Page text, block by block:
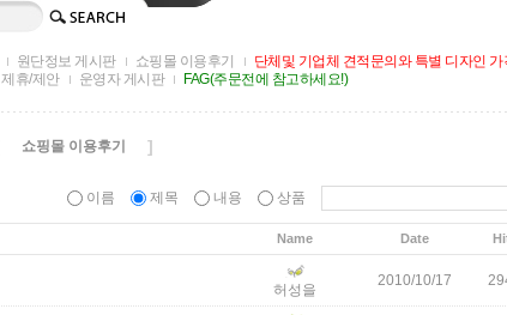
원단정보 게시판 쇼핑몰 이용후기
단체및 기업체 견적문의와 특별 디자인 가
제휴/제안 운영자 게시판 FAG(주문전에 참고하세요!)
쇼핑몰 이용후기 ]
이름 제목 내용 상품
Name Date
허성을
2010/10/17